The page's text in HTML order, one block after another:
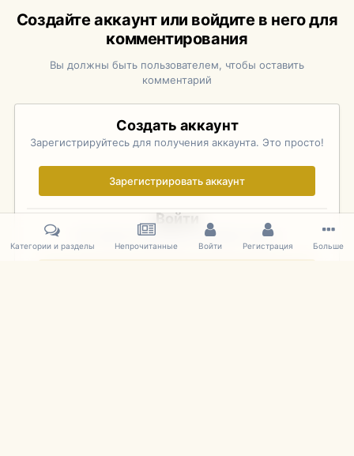
Создайте аккаунт или войдите в него для
комментирования
Вы должны быть пользователем, чтобы оставить
комментарий
Создать аккаунт
Зарегистрируйтесь для получения аккаунта. Это просто!
Зарегистрировать аккаунт
Войти
Уже зарегистрированы? Войдите здесь.
Категории и разделы Непрочитанные Войти Регистрация Больше